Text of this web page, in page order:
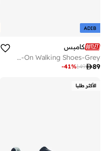
ADIB
كامبس
Men Falko Memory Tech Lite Slip-On Walking Shoes-Grey
89
149
-41%
الأكثر طلبا